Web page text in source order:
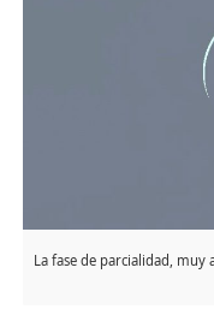
La fase de parcialidad, muy